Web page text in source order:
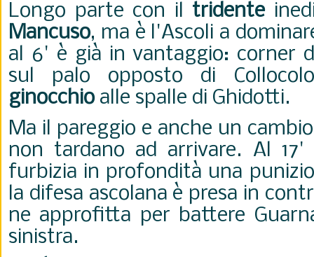
Longo parte con il tridente
Mancuso, ma è l'Ascoli a
al 6' è già in vantaggio: corner
sul palo opposto di
ginocchioalle spalle di Ghidotti.
Ma il pareggio e anche un
non tardano ad arrivare. Al
furbizia in profondità una
la difesa ascolana è presa in
ne approfitta per battere
sinistra.